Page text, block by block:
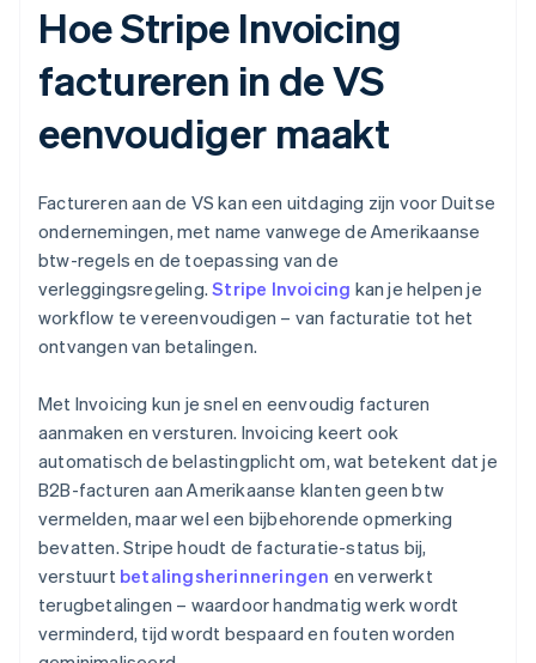
Hoe Stripe Invoicing
factureren in de VS
eenvoudiger maakt
Factureren aan de VS kan een uitdaging zijn voor Duitse
ondernemingen, met name vanwege de Amerikaanse
btw-regels en de toepassing van de
verleggingsregeling.Stripe Invoicing kan je helpen je
workflow te vereenvoudigen – van facturatie tot het
ontvangen van betalingen.
Met Invoicing kun je snel en eenvoudig facturen
aanmaken en versturen. Invoicing keert ook
automatisch de belastingplicht om, wat betekent dat je
B2B-facturen aan Amerikaanse klanten geen btw
vermelden, maar wel een bijbehorende opmerking
bevatten. Stripe houdt de facturatie-status bij,
verstuurt betalingsherinneringen en verwerkt
terugbetalingen – waardoor handmatig werk wordt
verminderd, tijd wordt bespaard en fouten worden